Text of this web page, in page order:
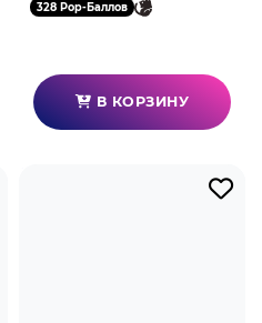
328 Pop-Баллов
В КОРЗИНУ